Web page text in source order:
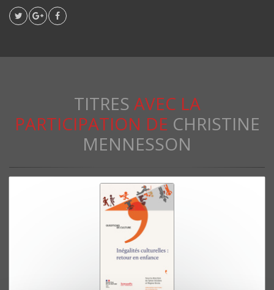
TITRES AVEC LA
PARTICIPATION DE CHRISTINE
MENNESSON